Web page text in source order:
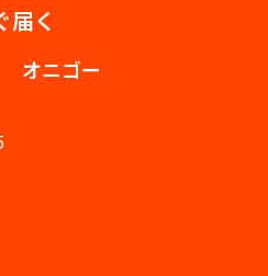
届く
オニゴー